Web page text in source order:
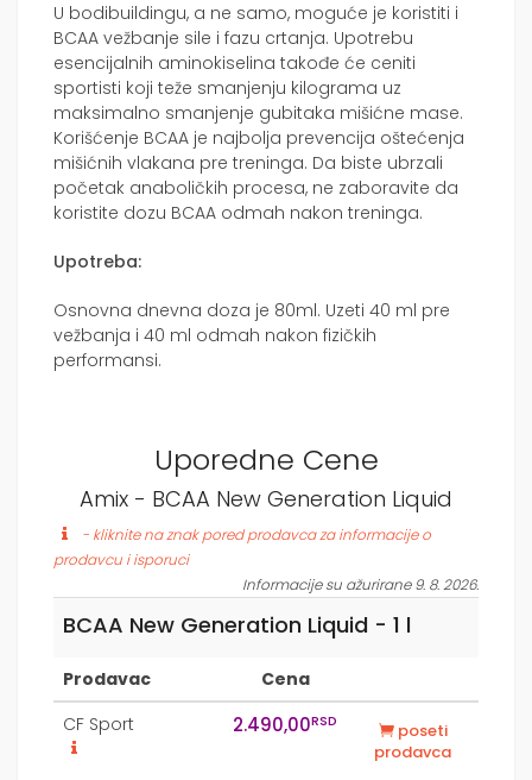
U bodibuildingu, a ne samo, moguće je koristiti i
BCAA vežbanje sile i fazu crtanja. Upotrebu
esencijalnih aminokiselina takođe će ceniti
sportisti koji teže smanjenju kilograma uz
maksimalno smanjenje gubitaka mišićne mase.
Korišćenje BCAA je najbolja prevencija oštećenja
mišićnih vlakana pre treninga. Da biste ubrzali
početak anaboličkih procesa, ne zaboravite da
koristite dozu BCAA odmah nakon treninga.
Upotreba:
Osnovna dnevna doza je 80ml. Uzeti 40 ml pre
vežbanja i 40 ml odmah nakon fizičkih
performansi.
Uporedne Cene
Amix - BCAA New Generation Liquid
- kliknite na znak pored prodavca za informacije o
prodavcu i isporuci
Informacije su ažurirane 9. 8. 2026.
BCAA New Generation Liquid - 1 l
Prodavac
Cena
CF Sport
2.490,00RSD
poseti
prodavca